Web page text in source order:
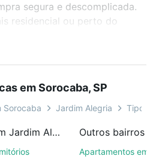
segura e descomplicada.
residencial ou perto do
com 1 banheiro à
Sorocaba, SP para
grátis, sem compromisso e
mais de 46 mil corretores e
em Sorocaba, SP
Sorocaba Jardim Alegria Tipo
Mais apartamentos em Jardim Alegria Outros bairros
Apartamentos em